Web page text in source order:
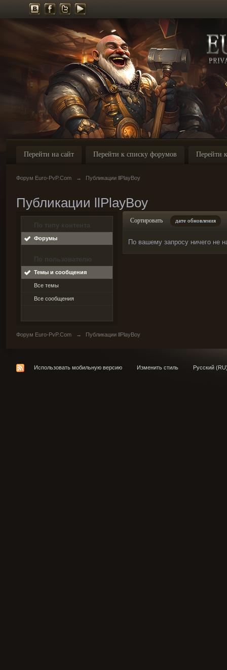
Перейти на сайт Перейти к списку форумов Перейти
Форум Euro-PvP.Com → Публикации llPlayBoy
Публикации llPlayBoy
По типу контента
Форумы
По пользователю
Темы и сообщения
Все темы
Все сообщения
Сортировать дате обновления
По вашему запросу ничего не
Форум Euro-PvP.Com → Публикации llPlayBoy
Использовать мобильную версию Изменить стиль Русский